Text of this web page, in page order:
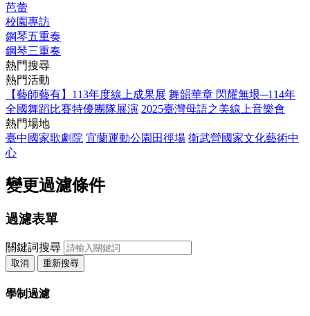
芭蕾
校園專訪
鋼琴五重奏
鋼琴三重奏
熱門搜尋
熱門活動
【藝師藝有】113年度線上成果展 舞韻華章 閃耀無垠─114年
全國舞蹈比賽特優團隊展演 2025臺灣母語之美線上音樂會
熱門場地
臺中國家歌劇院 宜蘭運動公園田徑場 衛武營國家文化藝術中
心
變更過濾條件
過濾表單
關鍵詞搜尋
取消 重新搜尋
學制過濾